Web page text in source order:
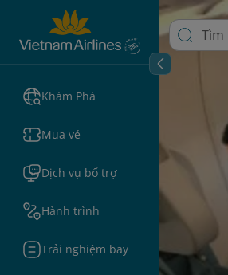
Khám Phá
Mua vé
Dịch vụ bổ trợ
Hành trình
Trải nghiệm bay